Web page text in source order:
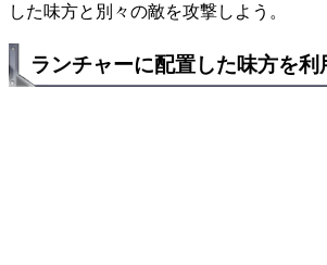
した味方と別々の敵を攻撃しよう。
ランチャーに配置した味方を利